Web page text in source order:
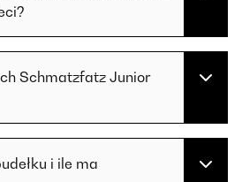
Schmatzfatz Junior
i ile ma